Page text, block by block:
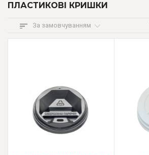
ПЛАСТИКОВІ КРИШКИ
За замовчуванням